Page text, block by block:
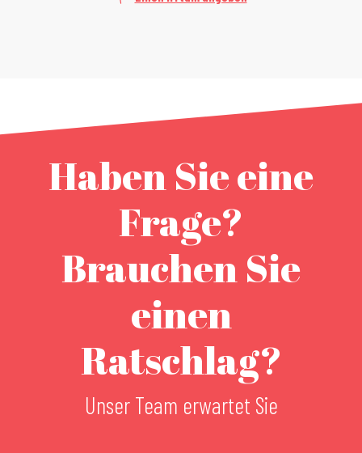
Haben Sie eine
Frage?
Brauchen Sie
einen
Ratschlag?
Unser Team erwartet Sie